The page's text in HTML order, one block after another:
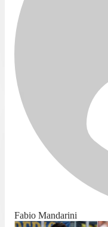
Fabio Mandarini